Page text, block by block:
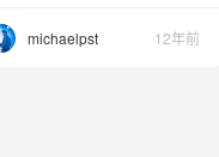
michaelpst 12年前